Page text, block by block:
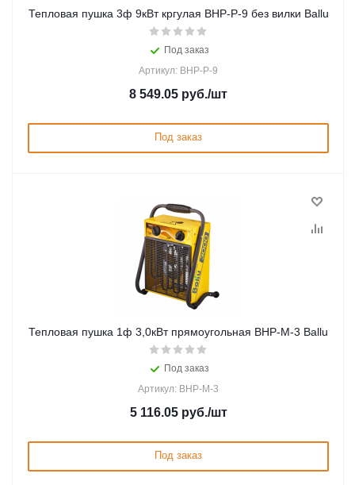
Тепловая пушка 3ф 9кВт кргулая BHP-P-9 без вилки Ballu
Под заказ
Артикул: BHP-P-9
8 549.05 руб./шт
Под заказ
Тепловая пушка 1ф 3,0кВт прямоугольная BHP-M-3 Ballu
Под заказ
Артикул: BHP-M-3
5 116.05руб./шт
Под заказ